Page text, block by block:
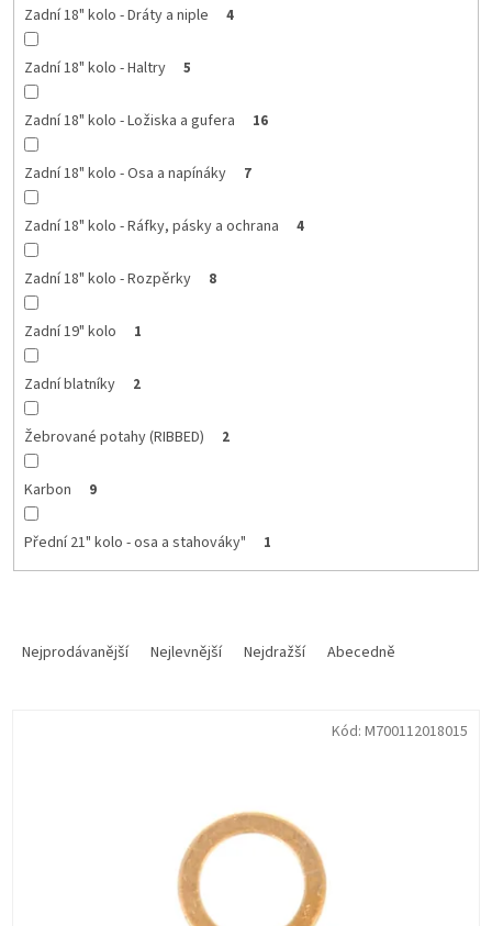
Zadní 18" kolo - Dráty a niple 4
Zadní 18" kolo - Haltry 5
Zadní 18" kolo - Ložiska a gufera 16
Zadní 18" kolo - Osa a napínáky 7
Zadní 18" kolo - Ráfky, pásky a ochrana 4
Zadní 18" kolo - Rozpěrky 8
Zadní 19" kolo 1
Zadní blatníky 2
Žebrované potahy (RIBBED) 2
Karbon 9
Přední 21" kolo - osa a stahováky" 1
Nejprodávanější Nejlevnější Nejdražší Abecedně
Kód: M700112018015